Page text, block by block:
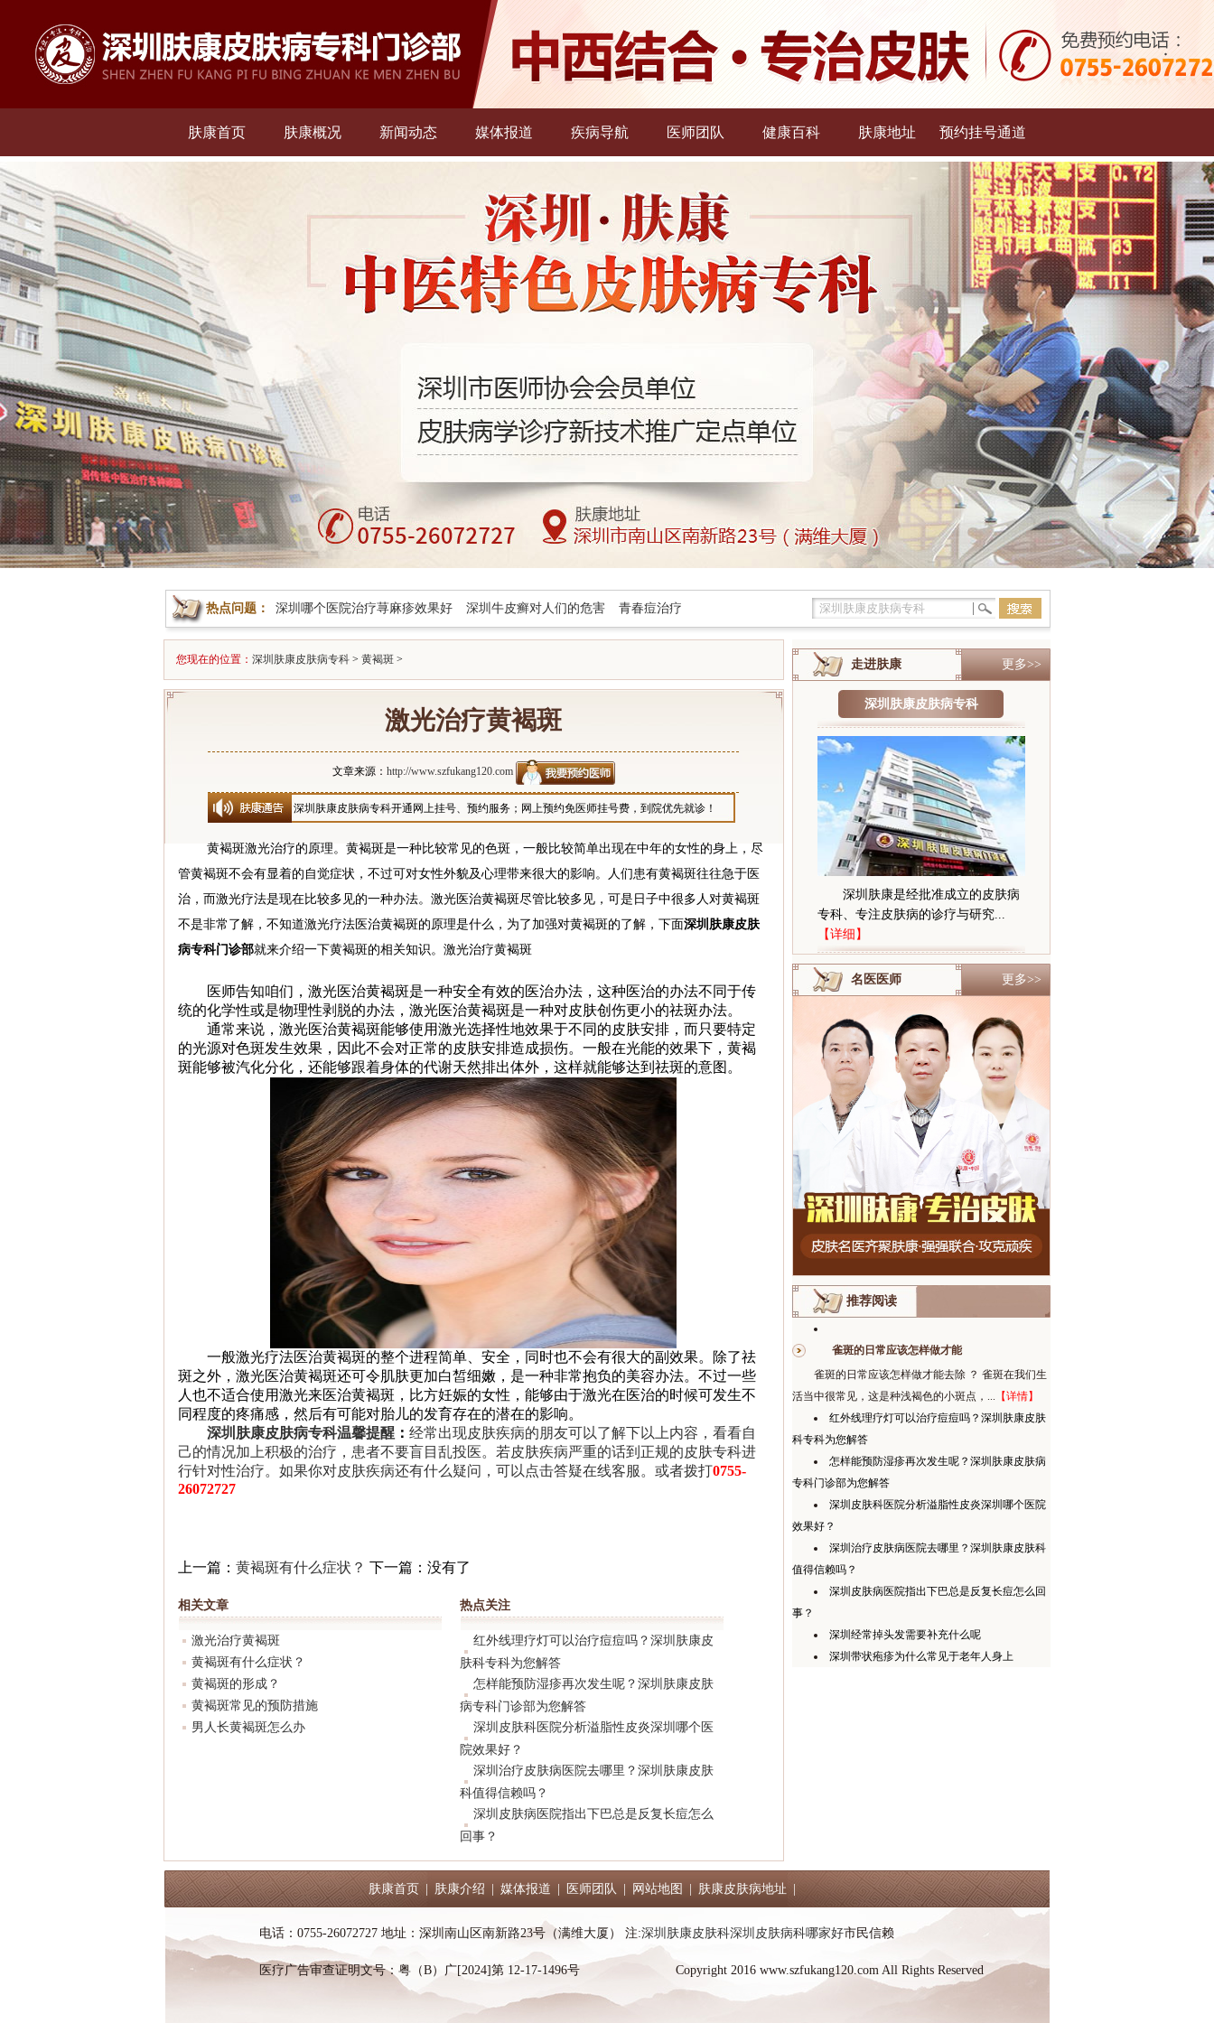
肤康首页 肤康概况 新闻动态 媒体报道 疾病导航 医师团队 健康百科 肤康地址 预约挂号通道
热点问题： 深圳哪个医院治疗荨麻疹效果好 深圳牛皮癣对人们的危害 青春痘治疗
您现在的位置： 深圳肤康皮肤病专科> 黄褐斑>
激光治疗黄褐斑
文章来源： http://www.szfukang120.com
深圳肤康皮肤病专科开通网上挂号、预约服务；网上预约免医师挂号费，到院优先就诊！
黄褐斑激光治疗的原理。黄褐斑是一种比较常见的色斑，一般比较简单出现在中年的女性的身上，尽
管黄褐斑不会有显着的自觉症状，不过可对女性外貌及心理带来很大的影响。人们患有黄褐斑往往急于医
治，而激光疗法是现在比较多见的一种办法。激光医治黄褐斑尽管比较多见，可是日子中很多人对黄褐斑
不是非常了解，不知道激光疗法医治黄褐斑的原理是什么，为了加强对黄褐斑的了解，下面深圳肤康皮肤
病专科门诊部就来介绍一下黄褐斑的相关知识。激光治疗黄褐斑
医师告知咱们，激光医治黄褐斑是一种安全有效的医治办法，这种医治的办法不同于传
统的化学性或是物理性剥脱的办法，激光医治黄褐斑是一种对皮肤创伤更小的祛斑办法。
通常来说，激光医治黄褐斑能够使用激光选择性地效果于不同的皮肤安排，而只要特定
的光源对色斑发生效果，因此不会对正常的皮肤安排造成损伤。一般在光能的效果下，黄褐
斑能够被汽化分化，还能够跟着身体的代谢天然排出体外，这样就能够达到祛斑的意图。
一般激光疗法医治黄褐斑的整个进程简单、安全，同时也不会有很大的副效果。除了祛
斑之外，激光医治黄褐斑还可令肌肤更加白皙细嫩，是一种非常抱负的美容办法。不过一些
人也不适合使用激光来医治黄褐斑，比方妊娠的女性，能够由于激光在医治的时候可发生不
同程度的疼痛感，然后有可能对胎儿的发育存在的潜在的影响。
深圳肤康皮肤病专科温馨提醒： 经常出现皮肤疾病的朋友可以了解下以上内容，看看自
己的情况加上积极的治疗，患者不要盲目乱投医。若皮肤疾病严重的话到正规的皮肤专科进
行针对性治疗。如果你对皮肤疾病还有什么疑问，可以点击答疑在线客服。或者拨打0755-
26072727
上一篇： 黄褐斑有什么症状？ 下一篇：没有了
相关文章
激光治疗黄褐斑
黄褐斑有什么症状？
黄褐斑的形成？
黄褐斑常见的预防措施
男人长黄褐斑怎么办
热点关注
红外线理疗灯可以治疗痘痘吗？深圳肤康皮
肤科专科为您解答
怎样能预防湿疹再次发生呢？深圳肤康皮肤
病专科门诊部为您解答
深圳皮肤科医院分析溢脂性皮炎深圳哪个医
院效果好？
深圳治疗皮肤病医院去哪里？深圳肤康皮肤
科值得信赖吗？
深圳皮肤病医院指出下巴总是反复长痘怎么
回事？
更多>>
走进肤康
深圳肤康皮肤病专科
深圳肤康是经批准成立的皮肤病
专科、专注皮肤病的诊疗与研究...
【详细】
更多>>
名医医师
推荐阅读
雀斑的日常应该怎样做才能
雀斑的日常应该怎样做才能去除 ？ 雀斑在我们生
活当中很常见，这是种浅褐色的小斑点，... 【详情】
红外线理疗灯可以治疗痘痘吗？深圳肤康皮肤
科专科为您解答
怎样能预防湿疹再次发生呢？深圳肤康皮肤病
专科门诊部为您解答
深圳皮肤科医院分析溢脂性皮炎深圳哪个医院
效果好？
深圳治疗皮肤病医院去哪里？深圳肤康皮肤科
值得信赖吗？
深圳皮肤病医院指出下巴总是反复长痘怎么回
事？
深圳经常掉头发需要补充什么呢
深圳带状疱疹为什么常见于老年人身上
肤康首页 肤康介绍 媒体报道 医师团队 网站地图 肤康皮肤病地址
电话：0755-26072727 地址：深圳南山区南新路23号（满维大厦） 注:深圳肤康皮肤科深圳皮肤病科哪家好市民信赖
医疗广告审查证明文号：粤（B）广[2024]第 12-17-1496号 Copyright 2016 www.szfukang120.com All Rights Reserved